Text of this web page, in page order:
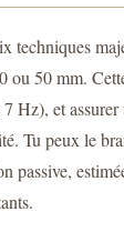
ou 50 mm.
Hz), et
Tu peux le